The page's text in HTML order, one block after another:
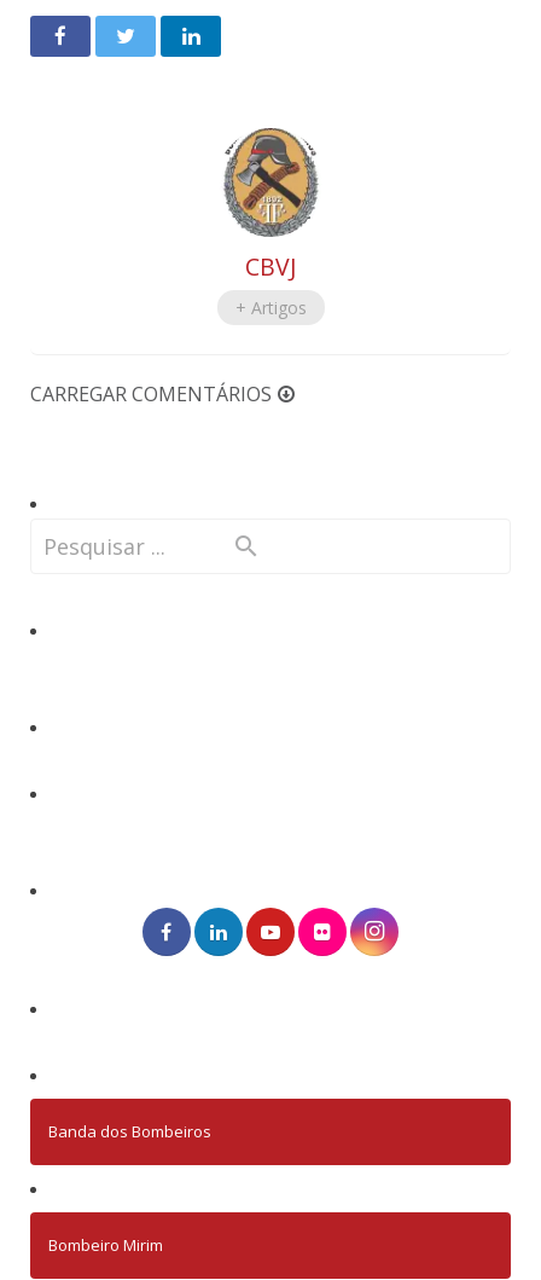
CBVJ
+ Artigos
CARREGAR COMENTÁRIOS
Banda dos Bombeiros
Bombeiro Mirim